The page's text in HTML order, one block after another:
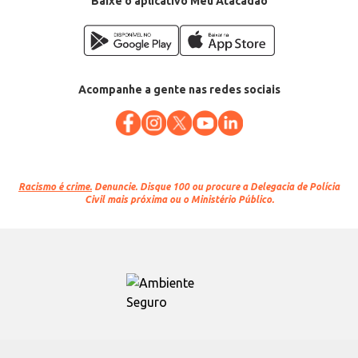
Acompanhe a gente nas redes sociais
Racismo é crime. Denuncie. Disque 100 ou procure a Delegacia de Polícia
Civil mais próxima ou o Ministério Público.